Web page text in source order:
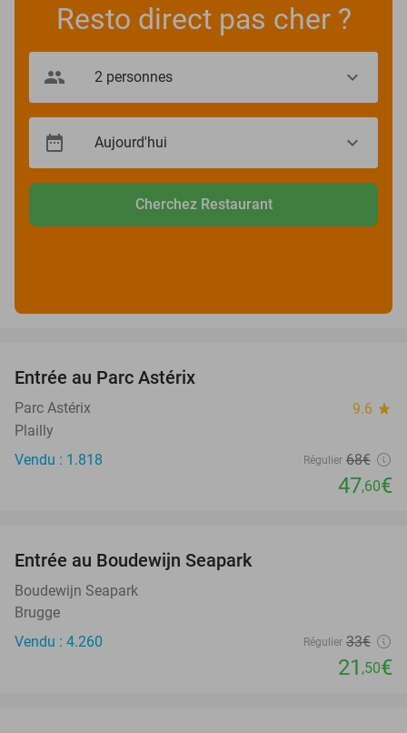
Resto direct pas cher ?
Cherchez Restaurant
Entrée au Parc Astérix
Parc Astérix 9.6 star
Plailly
Vendu : 1.818
Régulier 68€
47,60€
Entrée au Boudewijn Seapark
Boudewijn Seapark
Brugge
Vendu : 4.260
Régulier 33€
21 ,50€